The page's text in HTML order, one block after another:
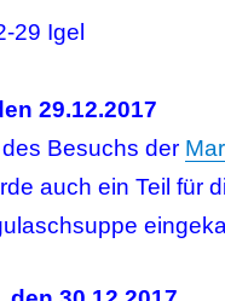
29.12.2017
Besuchs der
auch ein Teil für